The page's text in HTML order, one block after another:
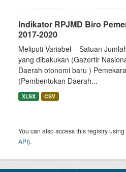
Indikator RPJMD Biro
2017-2020
Meliputi Variabel__Satuan
yang dibakukan (Gazertir
Daerah otonomi baru )
(Pembentukan Daerah...
XLSX CSV
You can also access this registry using
API).